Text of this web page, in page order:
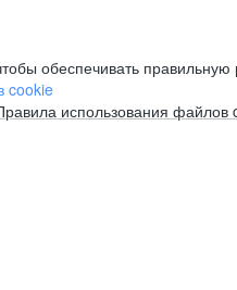
обеспечивать правильную
cookie
использования файлов